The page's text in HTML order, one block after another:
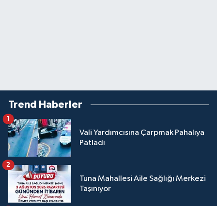
Trend Haberler
Vali Yardımcısına Çarpmak Pahalıya
Patladı
1
Tuna Mahallesi Aile Sağlığı Merkezi
Taşınıyor
2